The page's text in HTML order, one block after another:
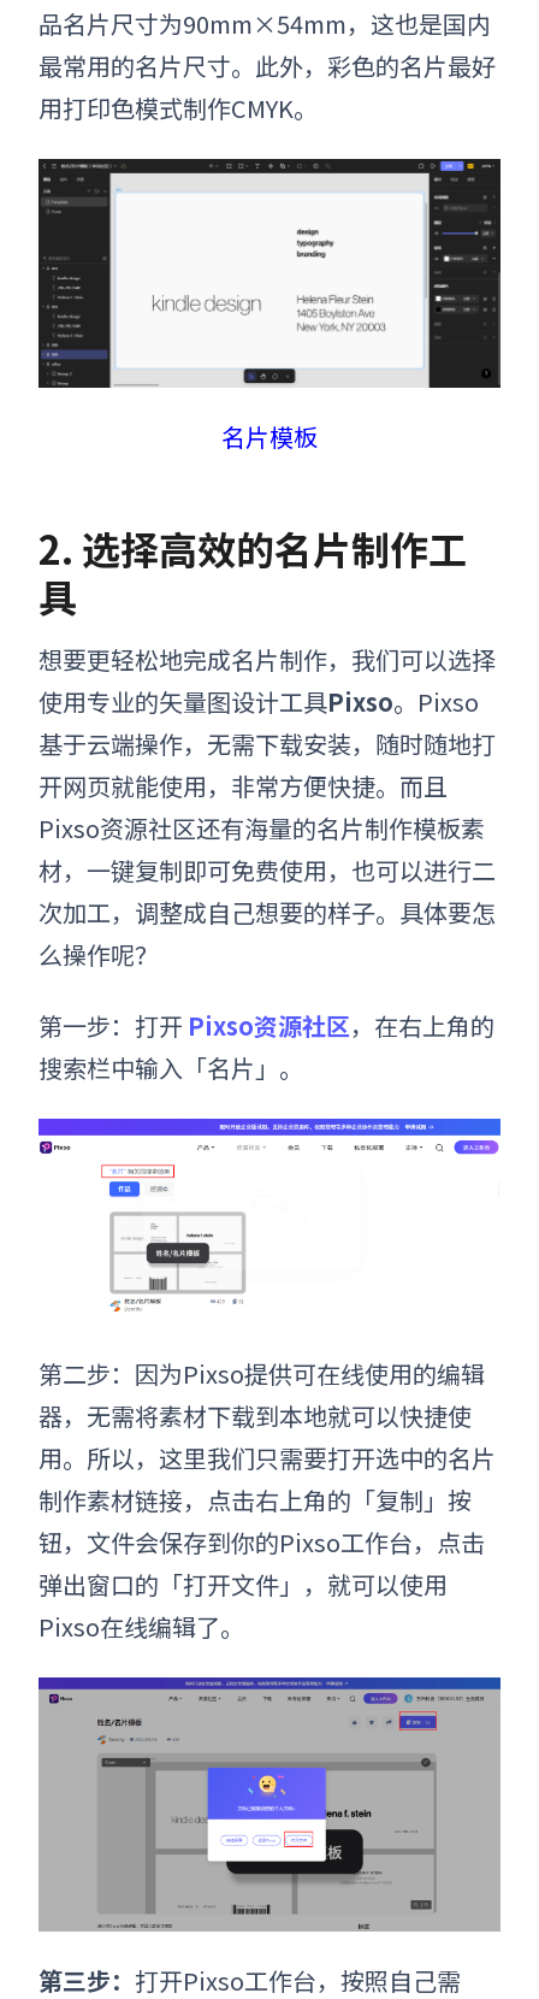
品名片尺寸为90mm×54mm，这也是国内
最常用的名片尺寸。此外，彩色的名片最好
用打印色模式制作CMYK。
名片模板
2. 选择高效的名片制作工
具
想要更轻松地完成名片制作，我们可以选择
使用专业的矢量图设计工具Pixso。Pixso
基于云端操作，无需下载安装，随时随地打
开网页就能使用，非常方便快捷。而且
Pixso资源社区还有海量的名片制作模板素
材，一键复制即可免费使用，也可以进行二
次加工，调整成自己想要的样子。具体要怎
么操作呢？
第一步：打开 Pixso资源社区，在右上角的
搜索栏中输入「名片」。
第二步： 因为Pixso提供可在线使用的编辑
器，无需将素材下载到本地就可以快捷使
用。所以，这里我们只需要打开选中的名片
制作素材链接，点击右上角的「复制」按
钮，文件会保存到你的Pixso工作台，点击
弹出窗口的「打开文件」，就可以使用
Pixso在线编辑了。
第三步： 打开Pixso工作台，按照自己需